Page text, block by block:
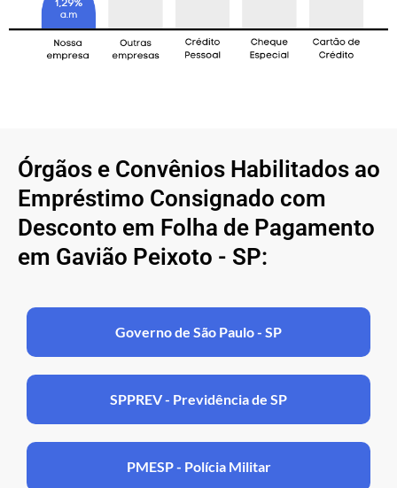
Órgãos e Convênios Habilitados ao
Empréstimo Consignado com
Desconto em Folha de Pagamento
em Gavião Peixoto - SP:
Governo de São Paulo - SP
SPPREV - Previdência de SP
PMESP - Polícia Militar